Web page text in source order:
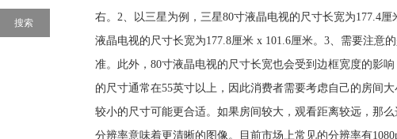
右。2、以三星为例，三星80寸液晶电视的尺寸长宽为177.4
液晶电视的尺寸长宽为177.8厘米 x 101.6厘米。3、需要注意
准。此外，80寸液晶电视的尺寸长宽也会受到边框宽度的影
的尺寸通常在55英寸以上，因此消费者需要考虑自己的房间
较小的尺寸可能更合适。如果房间较大，观看距离较远，那
分辨率意味着更清晰的图像。目前市场上常见的分辨率有